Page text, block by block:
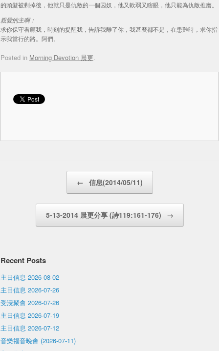
的頭髮被剃掉後，他就只是仇敵的一個囚奴，他又軟弱又瞎眼，他只能為仇敵推磨。
親愛的主啊：
求你保守看顧我，時刻的提醒我，告訴我離了你，我甚麼都不是，在患難時，求你指
示我當行的路。阿們。
Posted in Morning Devotion 晨更.
← 信息(2014/05/11)
5-13-2014 晨更分享 (詩119:161-176) →
Recent Posts
主日信息 2026-08-02
主日信息 2026-07-26
受浸聚會 2026-07-26
主日信息 2026-07-19
主日信息 2026-07-12
音樂福音晚會 (2026-07-11)